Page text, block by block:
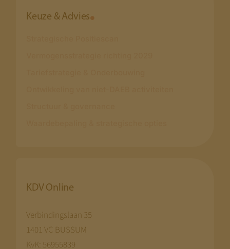
Keuze & Advies
KDV Online
Verbindingslaan 35
1401 VC BUSSUM
KvK: 56955839